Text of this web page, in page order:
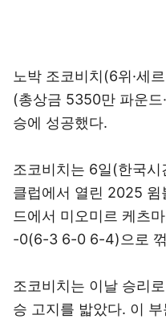
노박 조코비치(6위·세
(총상금 5350만 파운
승에 성공했다.
조코비치는 6일(한국
클럽에서 열린 2025
드에서 미오미르 케츠
-0(6-3 6-0 6-4)으로
조코비치는 이날 승리
승 고지를 밟았다. 이